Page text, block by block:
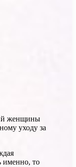
женщины
уходу за
именно, то